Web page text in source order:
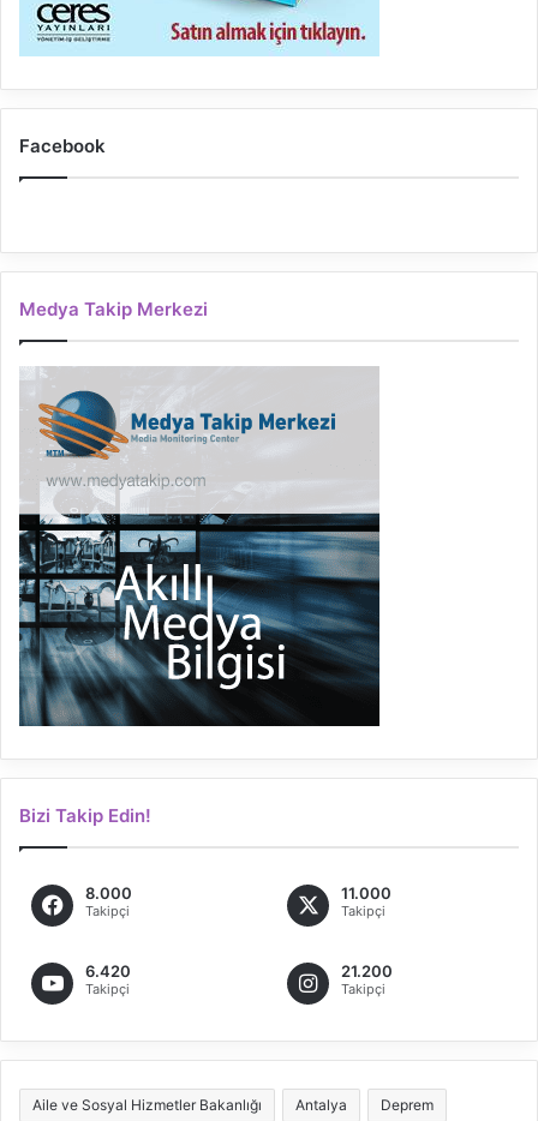
Facebook
Medya Takip Merkezi
Bizi Takip Edin!
8.000
Takipçi
11.000
Takipçi
6.420
Takipçi
21.200
Takipçi
Aile ve Sosyal Hizmetler Bakanlığı Antalya Deprem